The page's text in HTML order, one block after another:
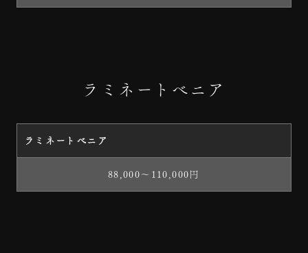
ラミネートべニア
ラミネートべニア
88,000～110,000円